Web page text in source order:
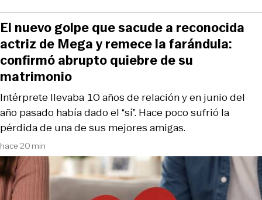
hace 20 min
Intérprete llevaba 10 años de relación y en junio del
año pasado había dado el “sí”. Hace poco sufrió la
pérdida de una de sus mejores amigas.
El nuevo golpe que sacude a reconocida
actriz de Mega y remece la farándula:
confirmó abrupto quiebre de su
matrimonio